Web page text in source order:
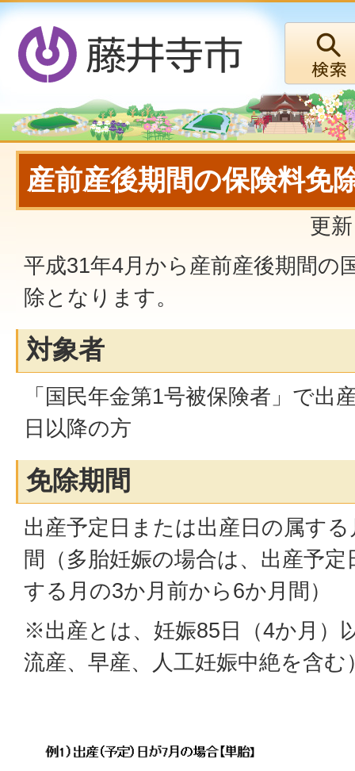
産前産後期間の保険料免
更
平成31年4月から産前産後期間の
除となります。
対象者
「国民年金第1号被保険者」で出
日以降の方
免除期間
出産予定日または出産日の属す
間（多胎妊娠の場合は、出産予
する月の3か月前から6か月間）
※出産とは、妊娠85日（4か月）
流産、早産、人工妊娠中絶を含